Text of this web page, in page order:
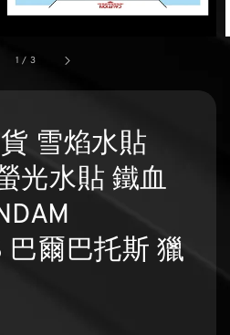
1 / 3
雪焰水貼
光水貼 鐵血
巴爾巴托斯 獵